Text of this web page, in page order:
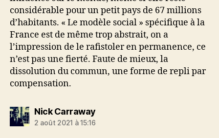
considérable pour un petit pays de 67 millions
d’habitants. « Le modèle social » spécifique à la
France est de même trop abstrait, on a
l’impression de le rafistoler en permanence, ce
n’est pas une fierté. Faute de mieux, la
dissolution du commun, une forme de repli par
compensation.
Nick Carrawaydit :
2 août 2021 à 15:16